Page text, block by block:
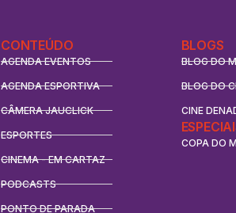
CONTEÚDO
AGENDA EVENTOS
AGENDA ESPORTIVA
CÂMERA JAUCLICK
ESPORTES
CINEMA - EM CARTAZ
PODCASTS
PONTO DE PARADA
BLOGS
BLOG DO
BLOG DO
CINE
COPA DO